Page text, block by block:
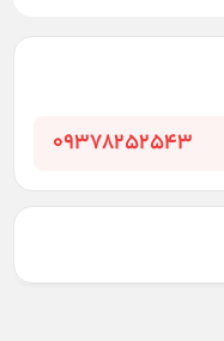
09378252543